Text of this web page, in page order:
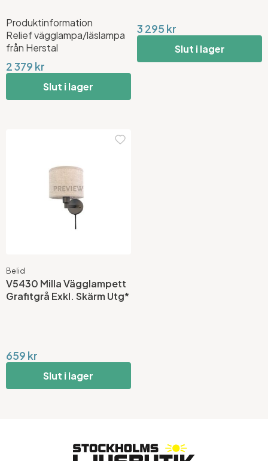
Produktinformation
Relief vägglampa/läslampa
från Herstal
2 379 kr
Slut i lager
3 295 kr
Slut i lager
Belid
V5430 Milla Vägglampett
Grafitgrå Exkl. Skärm Utg*
659 kr
Slut i lager